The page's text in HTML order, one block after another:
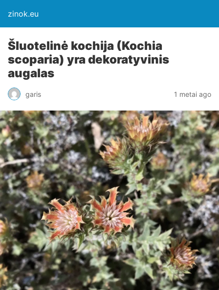
zinok.eu
Šluotelinė kochija (Kochia
scoparia) yra dekoratyvinis
augalas
garis 1 metai ago